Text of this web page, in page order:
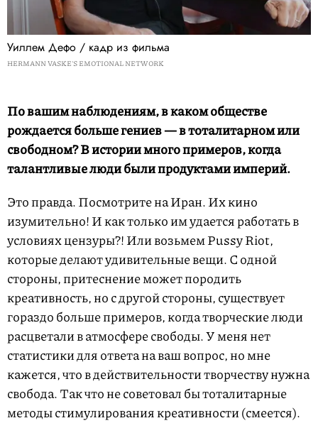
Уиллем Дефо / кадр из фильма
HERMANN VASKE'S EMOTIONAL NETWORK
По вашим наблюдениям, в каком обществе
рождается больше гениев — в тоталитарном или
свободном? В истории много примеров, когда
талантливые люди были продуктами империй.
Это правда. Посмотрите на Иран. Их кино
изумительно! И как только им удается работать в
условиях цензуры?! Или возьмем Pussy Riot,
которые делают удивительные вещи. С одной
стороны, притеснение может породить
креативность, но с другой стороны, существует
гораздо больше примеров, когда творческие люди
расцветали в атмосфере свободы. У меня нет
статистики для ответа на ваш вопрос, но мне
кажется, что в действительности творчеству нужна
свобода. Так что не советовал бы тоталитарные
методы стимулирования креативности (смеется).